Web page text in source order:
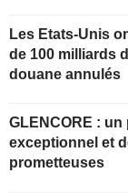
Les Etats-Unis
de 100 milliards
douane annulés
GLENCORE : un premier semestre
exceptionnel et
prometteuses